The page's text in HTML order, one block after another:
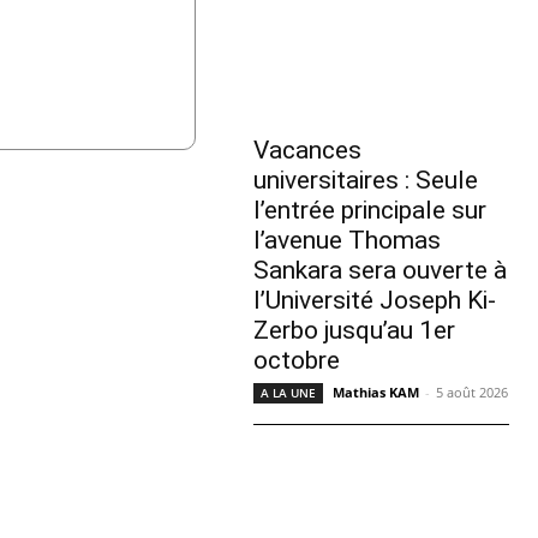
Vacances
universitaires : Seule
l’entrée principale sur
l’avenue Thomas
Sankara sera ouverte à
l’Université Joseph Ki-
Zerbo jusqu’au 1er
octobre
A LA UNE Mathias KAM - 5 août 2026